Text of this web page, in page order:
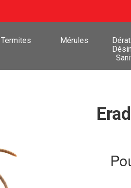
Termites Mérules